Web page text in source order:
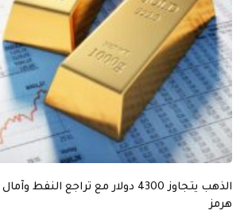
الذهب يتجاوز 4300 دولار مع تراجع
هرمز